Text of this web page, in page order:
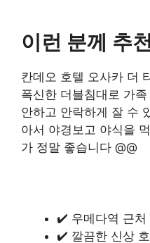
이런 분께 추
칸데오 호텔 오사카 더
폭신한 더블침대로 가
안하고 안락하게 잘 수
아서 야경보고 야식을
가 정말 좋습니다 @@
✔️ 우메다역 근처
✔️ 깔끔한 신상